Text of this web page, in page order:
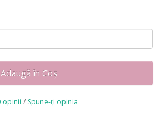
Adaugă în Coş
opinii / Spune-ţi opinia